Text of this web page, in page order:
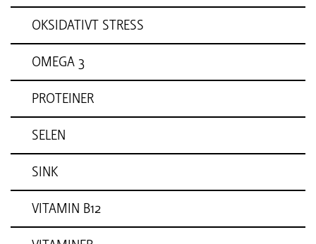
OKSIDATIVT STRESS
OMEGA 3
PROTEINER
SELEN
SINK
VITAMIN B12